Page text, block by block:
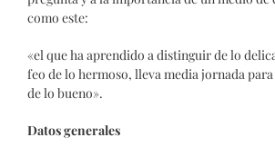
como este:
«el que ha aprendido a distinguir de lo
feo de lo hermoso, lleva media jornada
de lo bueno».
Datos generales